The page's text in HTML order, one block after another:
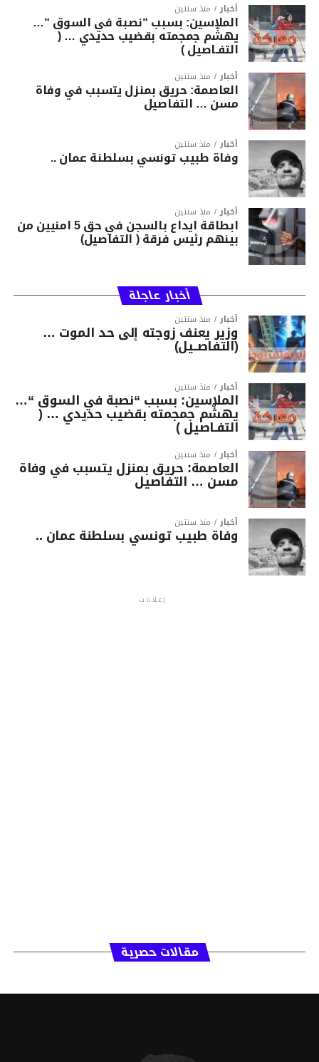
أخبار منذ سنتين
الملاسين: بسبب “نصبة في السوق “…
يهشّم جمجمته بقضيب حديدي … (
التفـاصيل )
أخبار منذ سنتين
العاصمة: حريق بمنزل يتسبب في وفاة
مسن … التفاصيل
أخبار منذ سنتين
وفاة طبيب تونسي بسلطنة عمان ..
أخبار منذ سنتين
ابطاقة ايداع بالسجن في حق 5 امنيين من
بينهم رئيس فرقة ( التفاصيل)
أخبار عاجلة
أخبار منذ سنتين
وزير يعنف زوجته إلى حد الموت …
(التفاصــيل)
أخبار منذ سنتين
الملاسين: بسبب “نصبة في السوق “…
يهشّم جمجمته بقضيب حديدي … (
التفـاصيل )
أخبار منذ سنتين
العاصمة: حريق بمنزل يتسبب في وفاة
مسن … التفاصيل
أخبار منذ سنتين
وفاة طبيب تونسي بسلطنة عمان ..
إعلانات
مقالات حصرية